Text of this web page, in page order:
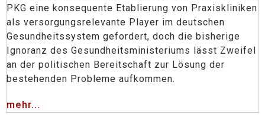
PKG eine konsequente Etablierung von Praxiskliniken
als versorgungsrelevante Player im deutschen
Gesundheitssystem gefordert, doch die bisherige
Ignoranz des Gesundheitsministeriums lässt Zweifel
an der politischen Bereitschaft zur Lösung der
bestehenden Probleme aufkommen.
mehr...